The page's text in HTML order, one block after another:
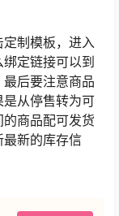
制模板，进入
定链接可以到
后要注意商品
是从停售转为可
商品配可发货
新的库存信